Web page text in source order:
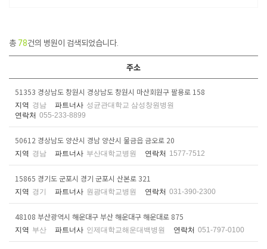
총 78건의 병원이 검색되었습니다.
주소
51353 경상남도 창원시 경상남도 창원시 마산회원구 팔용로 158
지역 경남 파트너사 성균관대학교 삼성창원병원
연락처 055-233-8899
50612 경상남도 양산시 경남 양산시 물금읍 금오로 20
지역 경남 파트너사 부산대학교병원 연락처 1577-7512
15865 경기도 군포시 경기 군포시 산본로 321
지역 경기 파트너사 원광대학교병원 연락처 031-390-2300
48108 부산광역시 해운대구 부산 해운대구 해운대로 875
지역 부산 파트너사 인제대학교해운대백병원 연락처 051-797-0100